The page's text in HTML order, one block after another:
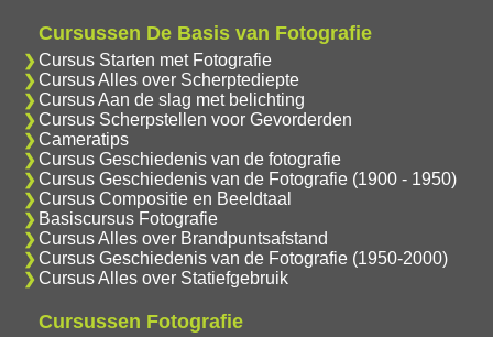
Cursussen De Basis van Fotografie
Cursus Starten met Fotografie
Cursus Alles over Scherptediepte
Cursus Aan de slag met belichting
Cursus Scherpstellen voor Gevorderden
Cameratips
Cursus Geschiedenis van de fotografie
Cursus Geschiedenis van de Fotografie (1900 - 1950)
Cursus Compositie en Beeldtaal
Basiscursus Fotografie
Cursus Alles over Brandpuntsafstand
Cursus Geschiedenis van de Fotografie (1950-2000)
Cursus Alles over Statiefgebruik
Cursussen Fotografie